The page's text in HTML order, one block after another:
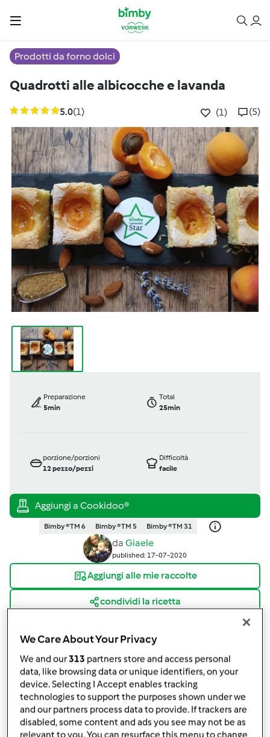
Prodotti da forno dolci
Quadrotti alle albicocche e lavanda
5.0(1) (1) (5)
Preparazione
5min
Total
25min
porzione/porzioni
12pezzo/pezzi
Difficoltà
facile
Bimby ® TM 6 Bimby ® TM 5 Bimby ® TM 31
da Giaele
published: 17-07-2020
Aggiungi alle mie raccolte
condividi la ricetta
Ingredienti
Quadrotti alle albicocche e lavanda
We Care About Your Privacy
We and our313 partners store and access personal
data, like browsing data or unique identifiers, on your
device. Selecting I Accept enables tracking
technologies to support the purposes shown under we
and our partners process data to provide. If trackers are
disabled, some content and ads you see may not be as